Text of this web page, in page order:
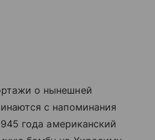
о нынешней
с напоминания
года американский